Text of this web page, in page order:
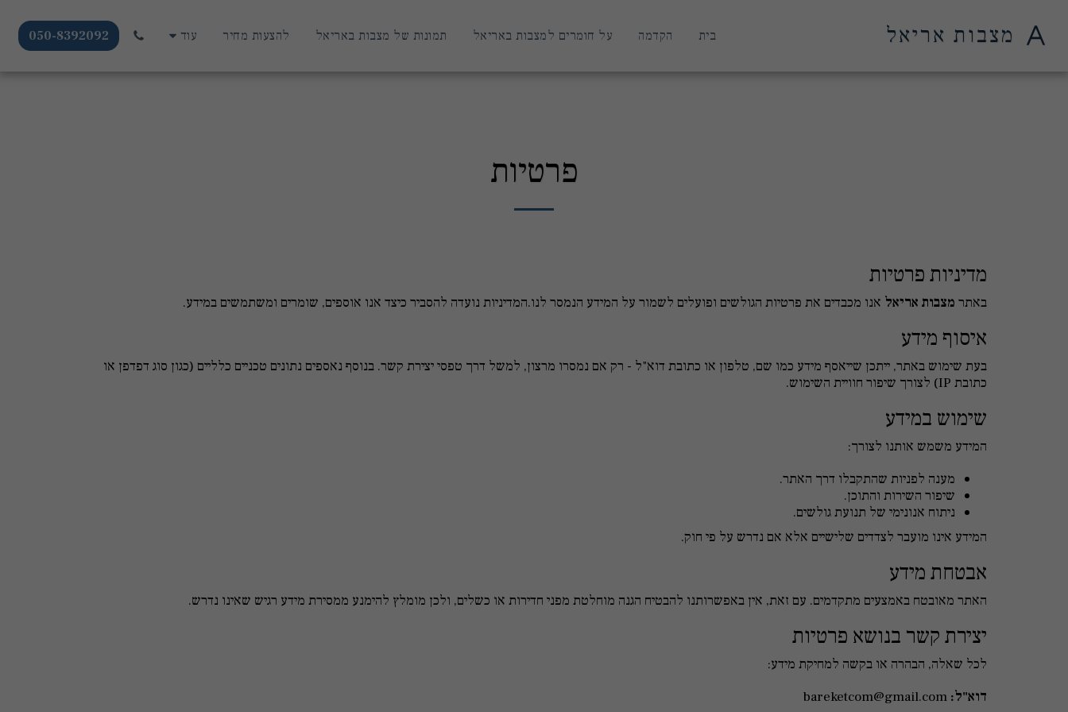
מצבות אריאל בית הקדמה על חומרים למצבות באריאל תמונות של מצבות באריאל להצעות מחיר עוד 050-8392092
פרטיות
מדיניות פרטיות
באתר מצבות אריאל אנו מכבדים את פרטיות הגולשים ופועלים לשמור על המידע הנמסר לנו.המדיניות נועדה להסביר כיצד אנו אוספים, שומרים ומשתמשים במידע.
איסוף מידע
בעת שימוש באתר, ייתכן שייאסף מידע כמו שם, טלפון או כתובת דוא"ל - רק אם נמסרו מרצון, למשל דרך טפסי יצירת קשר. בנוסף נאספים נתונים טכניים כלליים (כגון סוג דפדפן או
כתובת IP) לצורך שיפור חוויית השימוש.
שימוש במידע
המידע משמש אותנו לצורך:
מענה לפניות שהתקבלו דרך האתר.
שיפור השירות והתוכן.
ניתוח אנונימי של תנועת גולשים.
המידע אינו מועבר לצדדים שלישיים אלא אם נדרש על פי חוק.
אבטחת מידע
האתר מאובטח באמצעים מתקדמים. עם זאת, אין באפשרותנו להבטיח הגנה מוחלטת מפני חדירות או כשלים, ולכן מומלץ להימנע ממסירת מידע רגיש שאינו נדרש.
יצירת קשר בנושא פרטיות
לכל שאלה, הבהרה או בקשה למחיקת מידע:
דוא"ל: